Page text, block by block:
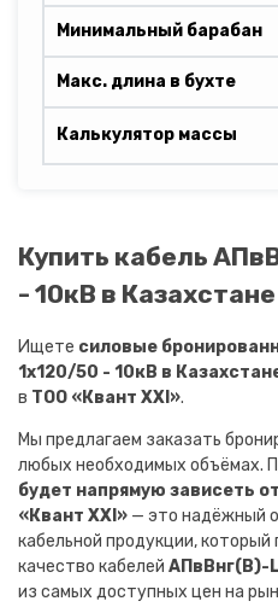
Минимальный барабан
Макс. длина в бухте
Калькулятор массы
Купить кабель
- 10кВ в Казахстане
Ищете силовые
1х120/50 - 10кВ в
в ТОО «Квант XXI».
Мы предлагаем заказать
любых необходимых объёмах.
будет напрямую зависеть
«Квант XXI» — это надёжный
кабельной продукции, который
качество кабелей АПвВнг(B)-
из самых доступных цен на